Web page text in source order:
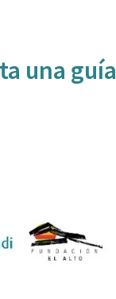
una guía